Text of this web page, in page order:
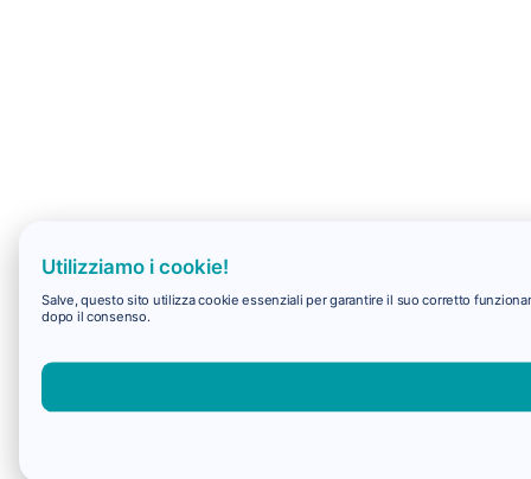
Utilizziamo i cookie!
Salve, questo sito utilizza cookie essenziali per garantire il suo corretto
dopo il consenso.